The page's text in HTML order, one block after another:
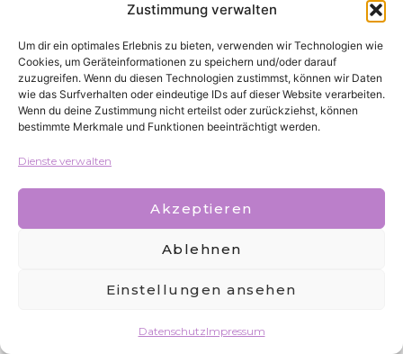
Zustimmung verwalten
Um dir ein optimales Erlebnis zu bieten, verwenden wir Technologien wie
Cookies, um Geräteinformationen zu speichern und/oder darauf
zuzugreifen. Wenn du diesen Technologien zustimmst, können wir Daten
wie das Surfverhalten oder eindeutige IDs auf dieser Website verarbeiten.
Wenn du deine Zustimmung nicht erteilst oder zurückziehst, können
bestimmte Merkmale und Funktionen beeinträchtigt werden.
Dienste verwalten
Akzeptieren
Ablehnen
Einstellungen ansehen
DatenschutzImpressum
Alle Rechte vorbehalten